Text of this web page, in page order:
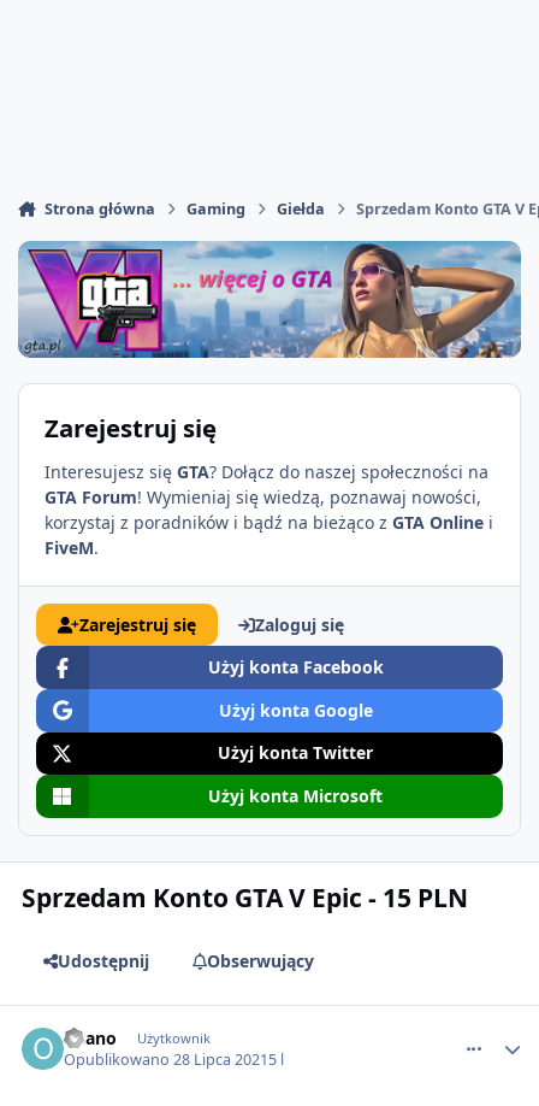
Strona główna Gaming Giełda Sprzedam Konto GTA V
Zarejestruj się
Interesujesz się GTA? Dołącz do naszej społeczności na
GTA Forum! Wymieniaj się wiedzą, poznawaj nowości,
korzystaj z poradników i bądź na bieżąco z GTA Online i
FiveM.
Zarejestruj się
Zaloguj się
Użyj konta Facebook
Użyj konta Google
Użyj konta Twitter
Użyj konta Microsoft
Sprzedam Konto GTA V Epic - 15 PLN
Udostępnij Obserwujący
Osano Użytkownik
Opublikowano28 Lipca 20215 l